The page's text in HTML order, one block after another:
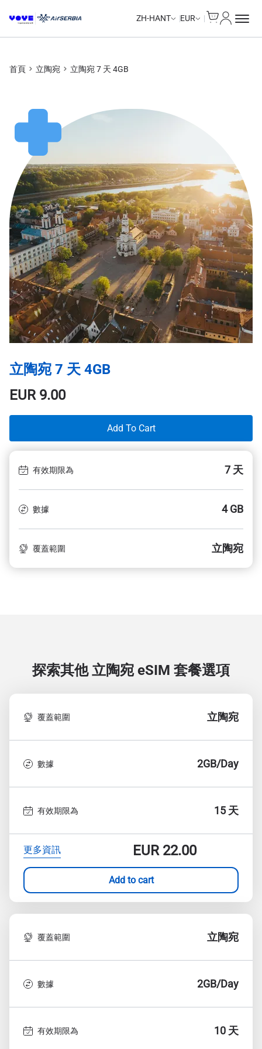
ZH-HANT EUR
首頁 立陶宛 立陶宛 7 天 4GB
立陶宛 7 天 4GB
EUR9.00
Add To Cart
有效期限為 7 天
數據 4 GB
覆蓋範圍 立陶宛
探索其他 立陶宛eSIM 套餐選項
覆蓋範圍 立陶宛
數據 2GB/Day
有效期限為 15 天
更多資訊 EUR22.00
Add to cart
覆蓋範圍 立陶宛
數據 2GB/Day
有效期限為 10 天